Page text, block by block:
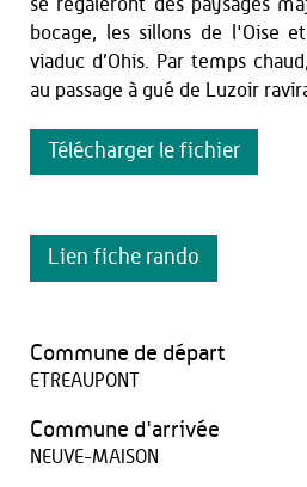
se régaleront des paysages
bocage, les sillons de l'Oise
viaduc d’Ohis. Par temps
au passage à gué de Luzoir
Télécharger le fichier
Lien fiche rando
Commune de départ
ETREAUPONT
Commune d'arrivée
NEUVE-MAISON